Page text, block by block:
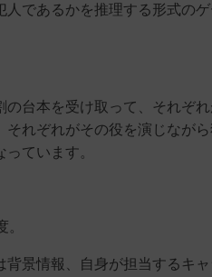
人であるかを推理する形式の
の台本を受け取って、それぞ
それぞれがその役を演じなが
ています。
背景情報、自身が担当するキ